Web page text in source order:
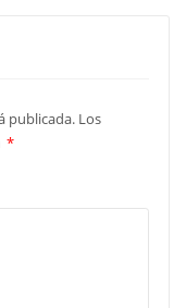
publicada. Los
*